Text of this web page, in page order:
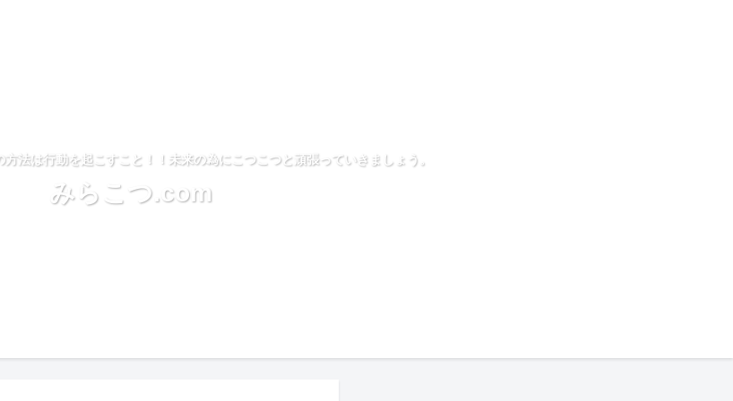
法は行動を起こすこと！！未来の為にこつこつと頑張っていきましょう。
みらこつ.com